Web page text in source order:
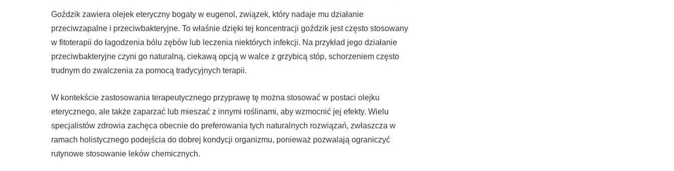
Goździk zawiera olejek eteryczny bogaty w eugenol, związek, który nadaje mu działanie
przeciwzapalne i przeciwbakteryjne. To właśnie dzięki tej koncentracji goździk jest często stosowany
w fitoterapii do łagodzenia bólu zębów lub leczenia niektórych infekcji. Na przykład jego działanie
przeciwbakteryjne czyni go naturalną, ciekawą opcją w walce z grzybicą stóp, schorzeniem często
trudnym do zwalczenia za pomocą tradycyjnych terapii.
W kontekście zastosowania terapeutycznego przyprawę tę można stosować w postaci olejku
eterycznego, ale także zaparzać lub mieszać z innymi roślinami, aby wzmocnić jej efekty. Wielu
specjalistów zdrowia zachęca obecnie do preferowania tych naturalnych rozwiązań, zwłaszcza w
ramach holistycznego podejścia do dobrej kondycji organizmu, ponieważ pozwalają ograniczyć
rutynowe stosowanie leków chemicznych.